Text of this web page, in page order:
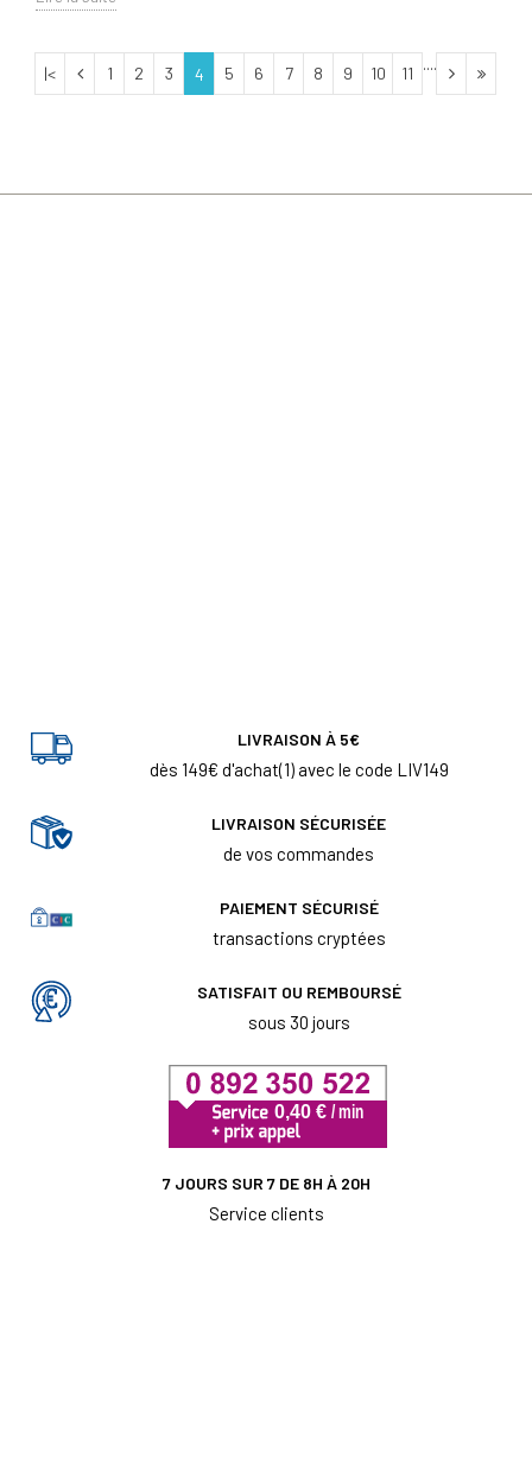
|< 1 2 3 4 5 6 7 8 9 10 11 ....
LIVRAISON À 5€
dès 149€ d'achat(1) avec le code LIV149
LIVRAISON SÉCURISÉE
de vos commandes
PAIEMENT SÉCURISÉ
transactions cryptées
SATISFAIT OU REMBOURSÉ
sous 30 jours
7 JOURS SUR 7 DE 8H À 20H
Service clients